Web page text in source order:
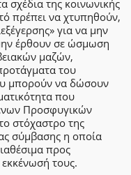
σχέδια της κοινωνικής
πρέπει να χτυπηθούν,
για να μην
έρθουν σε ώσμωση
μαζών,
του
μπορούν να δώσουν
που
Προσφυγικών
στόχαστρο της
σύμβασης η οποία
προς
εκκένωσή τους.